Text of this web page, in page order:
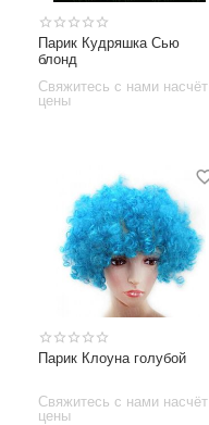
Парик Кудряшка Сью
блонд
Свяжитесь с нами насчёт
цены
Парик Клоуна голубой
Свяжитесь с нами насчёт
цены